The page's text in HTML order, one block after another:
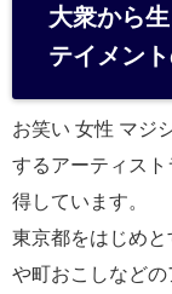
大衆から
テイメン
お笑い 女性 マジ
するアーティス
得しています。
東京都をはじめ
や町おこしなど